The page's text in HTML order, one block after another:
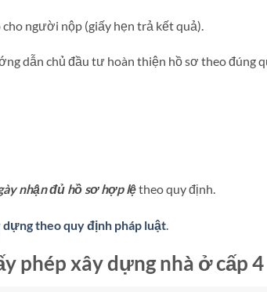
người nộp (giấy hẹn trả kết quả).
dẫn chủ đầu tư hoàn thiện hồ sơ theo đúng
nhận đủ hồ sơ hợp lệtheo quy định.
theo quy định pháp luật
phép xây dựng nhà ở cấp 4